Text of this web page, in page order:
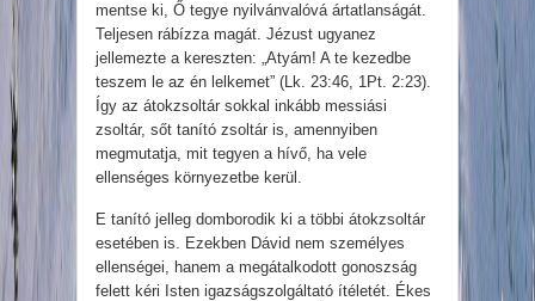
mentse ki, Ő tegye nyilvánvalóvá ártatlanságát.
Teljesen rábízza magát. Jézust ugyanez
jellemezte a kereszten: „Atyám! A te kezedbe
teszem le az én lelkemet” (Lk. 23:46, 1Pt. 2:23).
Így az átokzsoltár sokkal inkább messiási
zsoltár, sőt tanító zsoltár is, amennyiben
megmutatja, mit tegyen a hívő, ha vele
ellenséges környezetbe kerül.
E tanító jelleg domborodik ki a többi átokzsoltár
esetében is. Ezekben Dávid nem személyes
ellenségei, hanem a megátalkodott gonoszság
felett kéri Isten igazságszolgáltató ítéletét. Ékes